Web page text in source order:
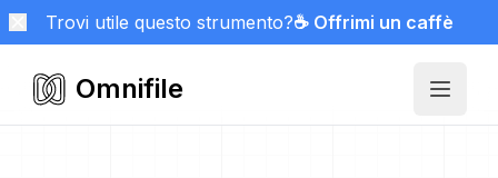
Trovi utile questo strumento?☕ Offrimi un caffè
Omnifile